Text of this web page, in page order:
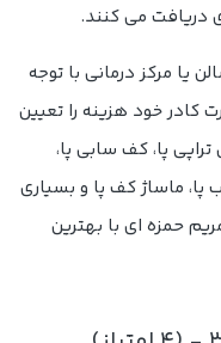
دریافت می کنند.
یا مرکز درمانی با توجه
کادر خود هزینه را تعیین
تراپی پا، کف سابی پا،
ماساژ کف پا و بسیاری
حمزه ای با بهترین